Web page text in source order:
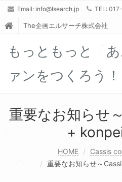
Email: info@lsearch.jp TEL:
The企画エルサーチ株式会社
もっともっと「
ァンをつくろう！
重要なお知らせ
+
HOME
Cassis
重要なお知らせ～